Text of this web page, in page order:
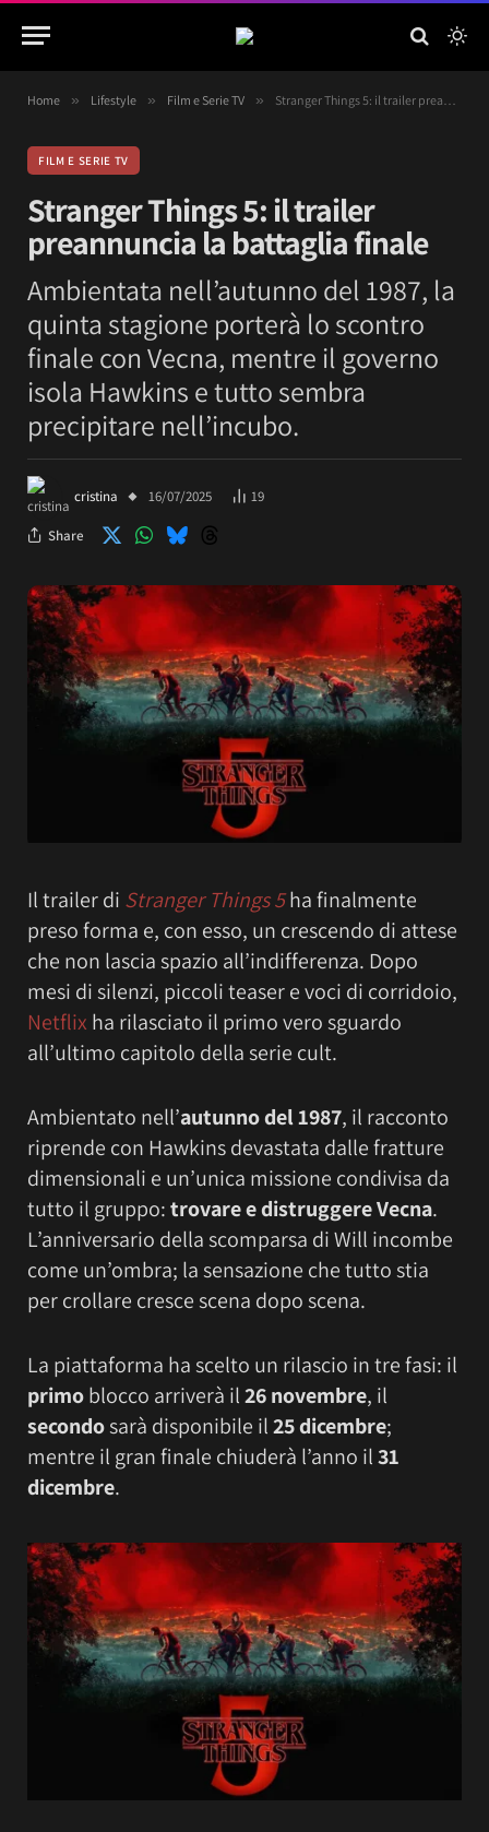
Home » Lifestyle » Film e Serie TV » Stranger Things 5: il trailer preannuncia la battaglia finale
FILM E SERIE TV
Stranger Things 5: il trailer
preannuncia la battaglia finale
Ambientata nell’autunno del 1987, la
quinta stagione porterà lo scontro
finale con Vecna, mentre il governo
isola Hawkins e tutto sembra
precipitare nell’incubo.
cristina 16/07/2025 19
Share
Il trailer di Stranger Things 5ha finalmente
preso forma e, con esso, un crescendo di attese
che non lascia spazio all’indifferenza. Dopo
mesi di silenzi, piccoli teaser e voci di corridoio,
Netflix ha rilasciato il primo vero sguardo
all’ultimo capitolo della serie cult.
Ambientato nell’autunno del 1987, il racconto
riprende con Hawkins devastata dalle fratture
dimensionali e un’unica missione condivisa da
tutto il gruppo:trovare e distruggere Vecna.
L’anniversario della scomparsa di Will incombe
come un’ombra; la sensazione che tutto stia
per crollare cresce scena dopo scena.
La piattaforma ha scelto un rilascio in tre fasi: il
primoblocco arriverà il26 novembre, il
secondosarà disponibile il25 dicembre;
mentre il gran finale chiuderà l’anno il31
dicembre.